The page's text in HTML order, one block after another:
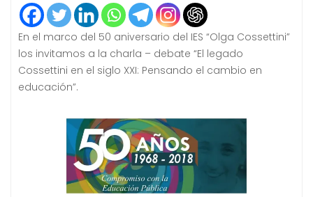
En el marco del 50 aniversario del IES “Olga Cossettini”
los invitamos a la charla – debate “El legado
Cossettini en el siglo XXI: Pensando el cambio en
educación”.